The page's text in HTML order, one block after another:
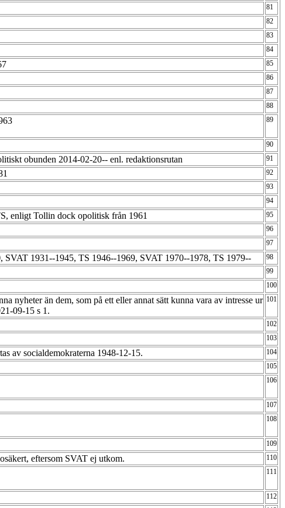
81
82
83
84
85
86
87
88
89
90
obunden 2014-02-20-- enl. redaktionsrutan 91
92
93
94
enligt Tollin dock opolitisk från 1961 95
96
97
SVAT 1931--1945, TS 1946--1969, SVAT 1970--1978, TS 1979-- 98
99
100
nyheter än dem, som på ett eller annat sätt kunna vara av intresse ur
09-15 s 1.
101
102
103
av socialdemokraterna 1948-12-15. 104
105
106
107
108
109
eftersom SVAT ej utkom. 110
111
112